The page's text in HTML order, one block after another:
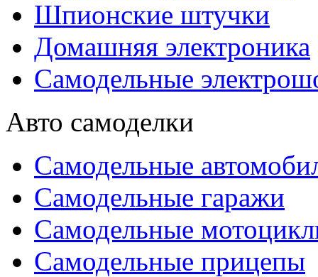
Шпионские штучки
Домашняя электроника
Самодельные
Авто самоделки
Самодельные
Самодельные гаражи
Самодельные
Самодельные прицепы